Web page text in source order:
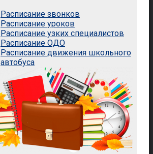
Расписание звонков
Расписание уроков
Расписание узких специалистов
Расписание ОДО
Расписание движения школьного
автобуса